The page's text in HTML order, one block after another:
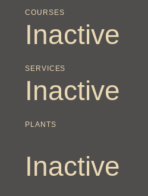
COURSES
Inactive
SERVICES
Inactive
PLANTS
Inactive